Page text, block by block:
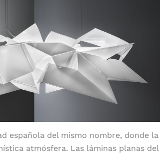
española del mismo nombre, donde
atmósfera. Las láminas planas del